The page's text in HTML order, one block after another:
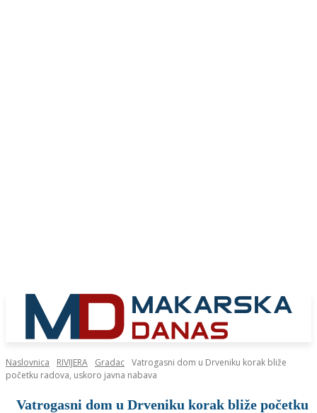
Naslovnica RIVIJERA Gradac Vatrogasni dom u Drveniku korak bliže
početku radova, uskoro javna nabava
Vatrogasni dom u Drveniku korak bliže početku